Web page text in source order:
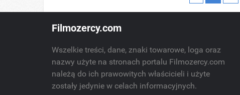
Filmozercy.com
Wszelkie treści, dane, znaki towarowe, loga oraz
nazwy użyte na stronach portalu Filmozercy.com
należą do ich prawowitych właścicieli i użyte
zostały jedynie w celach informacyjnych.